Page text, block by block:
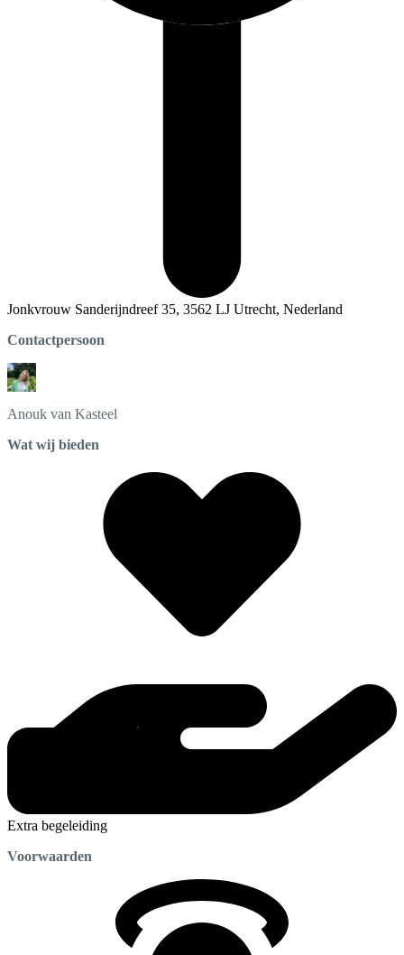
Jonkvrouw Sanderijndreef 35, 3562 LJ Utrecht, Nederland
Contactpersoon
Anouk van Kasteel
Wat wij bieden
Extra begeleiding
Voorwaarden